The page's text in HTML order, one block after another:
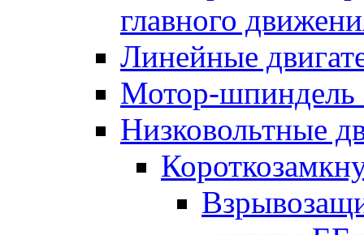
главного
Линейные
Мотор-шпиндель
Низковольтные